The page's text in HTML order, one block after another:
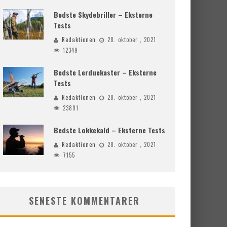
Bedste Skydebriller – Eksterne
Tests
Redaktionen
28. oktober , 2021
12349
Bedste Lerduekaster – Eksterne
Tests
Redaktionen
28. oktober , 2021
23891
Bedste Lokkekald – Eksterne Tests
Redaktionen
28. oktober , 2021
7155
SENESTE KOMMENTARER